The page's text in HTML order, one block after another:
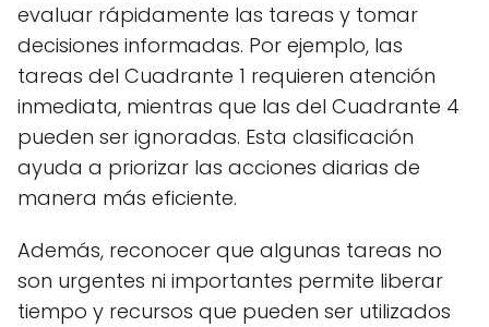
evaluar rápidamente las tareas y tomar
decisiones informadas. Por ejemplo, las
tareas del Cuadrante 1 requieren atención
inmediata, mientras que las del Cuadrante 4
pueden ser ignoradas. Esta clasificación
ayuda a priorizar las acciones diarias de
manera más eficiente.
Además, reconocer que algunas tareas no
son urgentes ni importantes permite liberar
tiempo y recursos que pueden ser utilizados